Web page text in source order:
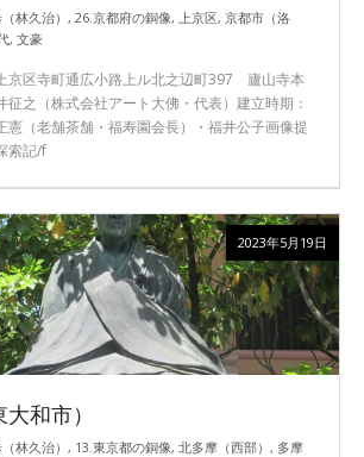
林久治） , 26.京都府の銅像, 上京区, 京都市（洛
, 文豪
京区寺町通広小路上ル北之辺町397 廬山寺本
征之（株式会社アート大佛・代表）建立時期：
憲（老舗茶舗・福寿園会長）・福井公子画像提
索記/f
和市）
林久治） , 13.東京都の銅像, 北多摩（西部） , 多摩
2023年5月19日